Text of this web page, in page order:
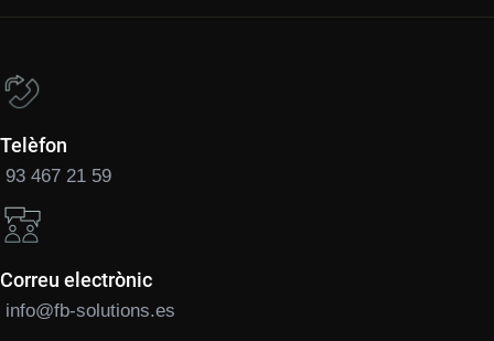
Telèfon
93 467 21 59
Correu electrònic
info@fb-solutions.es